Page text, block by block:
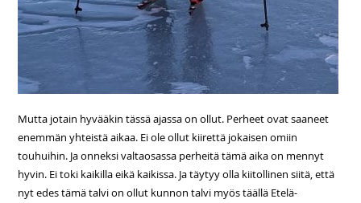
Mutta jotain hyvääkin tässä ajassa on ollut. Perheet ovat saaneet
enemmän yhteistä aikaa. Ei ole ollut kiirettä jokaisen omiin
touhuihin. Ja onneksi valtaosassa perheitä tämä aika on mennyt
hyvin. Ei toki kaikilla eikä kaikissa. Ja täytyy olla kiitollinen siitä, että
nyt edes tämä talvi on ollut kunnon talvi myös täällä Etelä-